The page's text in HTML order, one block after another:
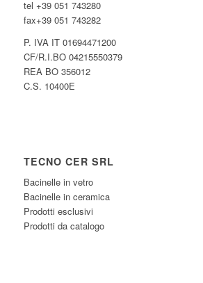
tel +39 051 743280
fax+39 051 743282
P. IVA IT 01694471200
CF/R.I.BO 04215550379
REA BO 356012
C.S. 10400E
TECNO CER SRL
Bacinelle in vetro
Bacinelle in ceramica
Prodotti esclusivi
Prodotti da catalogo